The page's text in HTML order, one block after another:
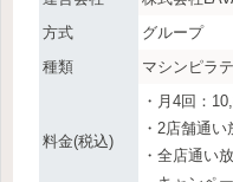
方式
グループ
種類
マシンピラ
料金(税込)
・月4回：
・2店舗通
・全店通い